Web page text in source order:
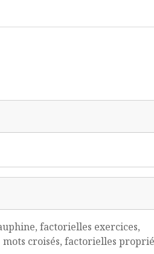
factorielles exercices,
croisés, factorielles